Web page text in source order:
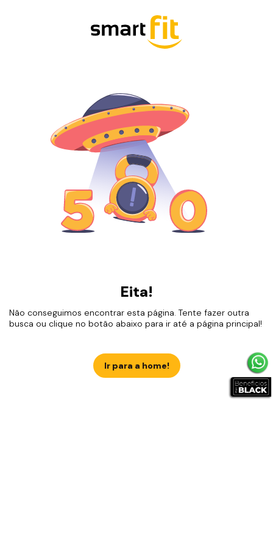
Eita!
Não conseguimos encontrar esta página. Tente fazer outra
busca ou clique no botão abaixo para ir até a página principal!
Ir para a home!